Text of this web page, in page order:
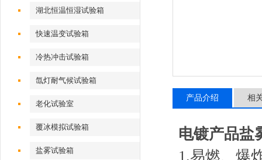
湖北恒温恒湿试验箱
快速温变试验箱
冷热冲击试验箱
氙灯耐气候试验箱
老化试验室
覆冰模拟试验箱
盐雾试验箱
产品介绍 相
电镀产品盐
1.易燃、爆